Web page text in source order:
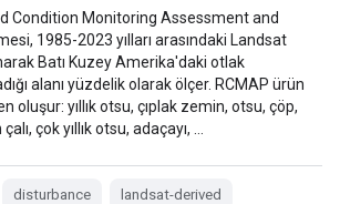
Condition Monitoring Assessment and
1985-2023 yılları arasındaki Landsat
Batı Kuzey Amerika'daki otlak
alanı yüzdelik olarak ölçer. RCMAP ürün
oluşur: yıllık otsu, çıplak zemin, otsu, çöp,
çok yıllık otsu, adaçayı, …
disturbance landsat-derived